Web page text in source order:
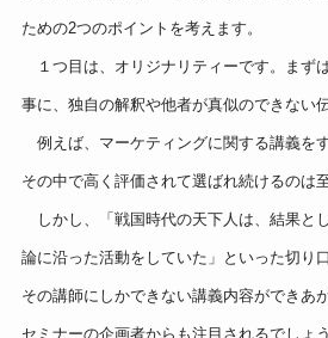
ための2つのポイントを考えます。
１つ目は、オリジナリティーです。まず
事に、独自の解釈や他者が真似のできない
例えば、マーケティングに関する講義を
その中で高く評価されて選ばれ続けるのは
しかし、「戦国時代の天下人は、結果と
論に沿った活動をしていた」といった切り
その講師にしかできない講義内容ができあ
セミナーの企画者からも注目されるでしょう